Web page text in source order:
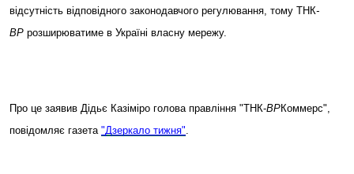
відсутність відповідного законодавчого регулювання, тому ТНК-
ВР розширюватиме в Україні власну мережу.
Про це заявив Дідьє Казіміро голова правління "ТНК-ВРКоммерс",
повідомляє газета "Дзеркало тижня".